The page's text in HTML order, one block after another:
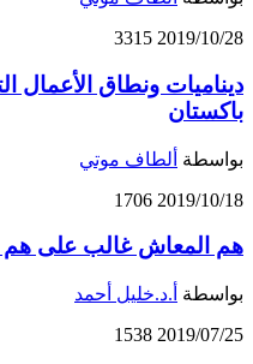
2019/10/28
3315
ديناميات ونطاق الأعمال
باكستان
بواسطة ألطاف موتي
2019/10/18
1706
هم المعاش غالب على هم
بواسطة أ.د.خليل أحمد
2019/07/25
1538